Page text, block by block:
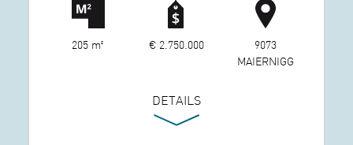
205 m² € 2.750.000
9073
MAIERNIGG
DETAILS